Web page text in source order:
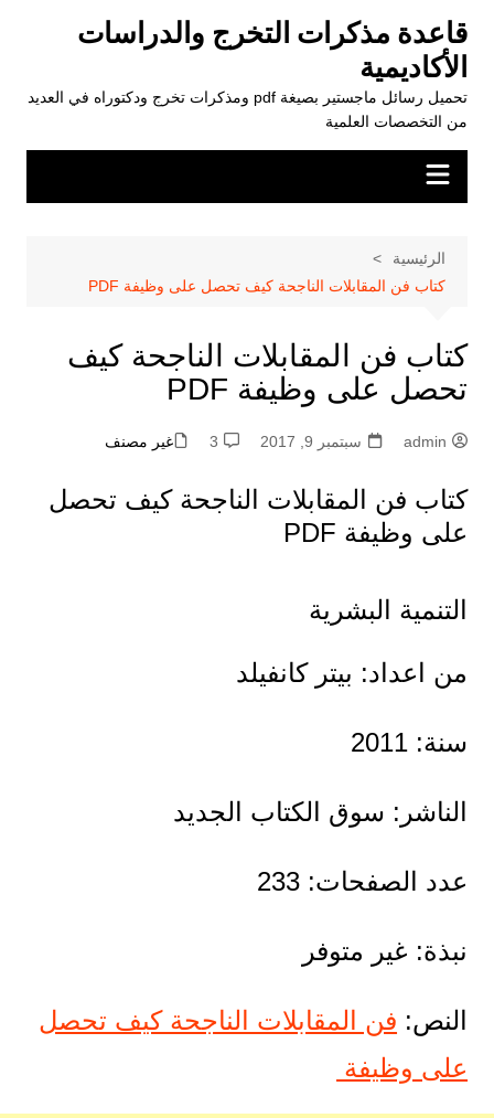
المحتوى
قاعدة مذكرات التخرج والدراسات
الأكاديمية
تحميل رسائل ماجستير بصيغة pdf ومذكرات تخرج ودكتوراه في العديد
من التخصصات العلمية
الرئيسية
كتاب فن المقابلات الناجحة كيف تحصل على وظيفة PDF
كتاب فن المقابلات الناجحة كيف
تحصل على وظيفة PDF
admin سبتمبر 9, 2017 3 غير مصنف
كتاب فن المقابلات الناجحة كيف تحصل
على وظيفة PDF
التنمية البشرية
من اعداد: بيتر كانفيلد
سنة: 2011
الناشر: سوق الكتاب الجديد
عدد الصفحات: 233
نبذة: غير متوفر
النص: فن المقابلات الناجحة كيف تحصل
على وظيفة